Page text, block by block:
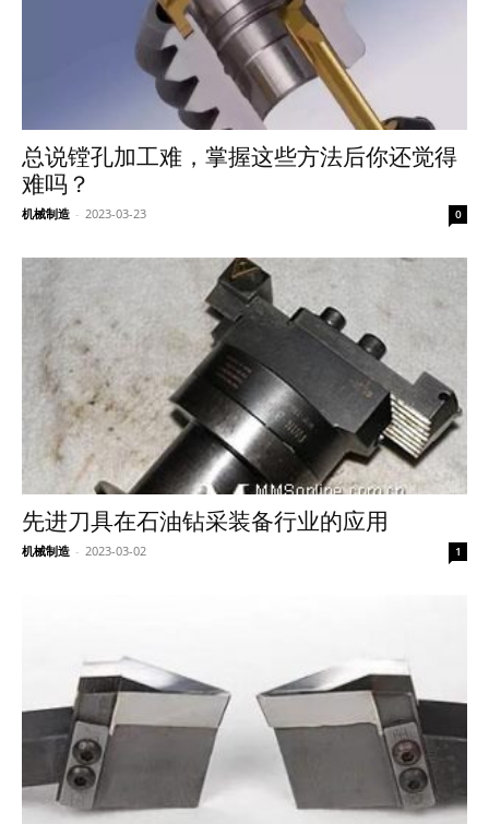
总说镗孔加工难，掌握这些方法后你还觉得
难吗？
机械制造 - 2023-03-23 0
先进刀具在石油钻采装备行业的应用
机械制造 - 2023-03-02 1